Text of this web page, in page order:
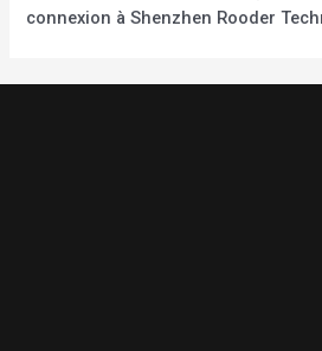
connexion à Shenzhen Rooder